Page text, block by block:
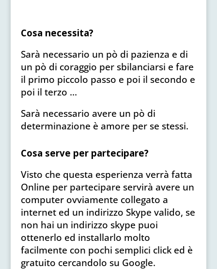
Cosa necessita?
Sarà necessario un pò di pazienza e di
un pò di coraggio per sbilanciarsi e fare
il primo piccolo passo e poi il secondo e
poi il terzo …
Sarà necessario avere un pò di
determinazione è amore per se stessi.
Cosa serve per partecipare?
Visto che questa esperienza verrà fatta
Online per partecipare servirà avere un
computer ovviamente collegato a
internet ed un indirizzo Skype valido, se
non hai un indirizzo skype puoi
ottenerlo ed installarlo molto
facilmente con pochi semplici click ed è
gratuito cercandolo su Google.